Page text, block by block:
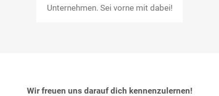
Unternehmen. Sei vorne mit dabei!
Wir freuen uns darauf dich kennenzulernen!